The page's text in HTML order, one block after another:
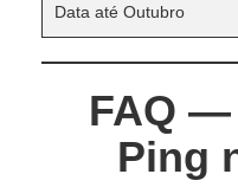
Data até Outubro
FAQ —
Ping